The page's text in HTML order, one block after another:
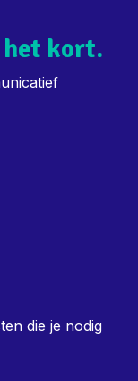
kort.
die je nodig